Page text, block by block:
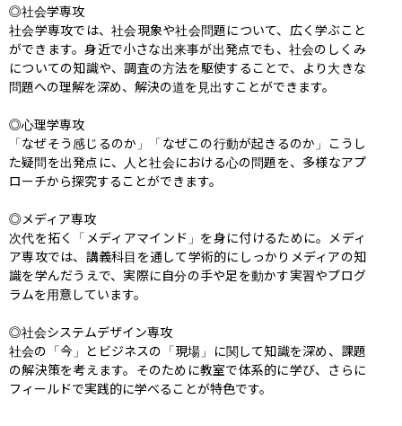
◎社会学専攻
社会学専攻では、社会現象や社会問題について、広く学ぶこと
ができます。身近で小さな出来事が出発点でも、社会のしくみ
についての知識や、調査の方法を駆使することで、より大きな
問題への理解を深め、解決の道を見出すことができます。
◎心理学専攻
「なぜそう感じるのか」「なぜこの行動が起きるのか」こうし
た疑問を出発点に、人と社会における心の問題を、多様なアプ
ローチから探究することができます。
◎メディア専攻
次代を拓く「メディアマインド」を身に付けるために。メディ
ア専攻では、講義科目を通して学術的にしっかりメディアの知
識を学んだうえで、実際に自分の手や足を動かす実習やプログ
ラムを用意しています。
◎社会システムデザイン専攻
社会の「今」とビジネスの「現場」に関して知識を深め、課題
の解決策を考えます。そのために教室で体系的に学び、さらに
フィールドで実践的に学べることが特色です。